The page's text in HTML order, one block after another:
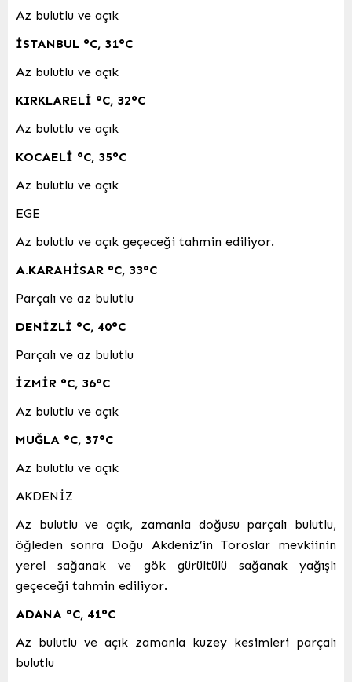
Az bulutlu ve açık
İSTANBUL °C, 31°C
Az bulutlu ve açık
KIRKLARELİ °C, 32°C
Az bulutlu ve açık
KOCAELİ °C, 35°C
Az bulutlu ve açık
EGE
Az bulutlu ve açık geçeceği tahmin ediliyor.
A.KARAHİSAR °C, 33°C
Parçalı ve az bulutlu
DENİZLİ °C, 40°C
Parçalı ve az bulutlu
İZMİR °C, 36°C
Az bulutlu ve açık
MUĞLA °C, 37°C
Az bulutlu ve açık
AKDENİZ
Az bulutlu ve açık, zamanla doğusu parçalı bulutlu,
öğleden sonra Doğu Akdeniz’in Toroslar mevkiinin
yerel sağanak ve gök gürültülü sağanak yağışlı
geçeceği tahmin ediliyor.
ADANA °C, 41°C
Az bulutlu ve açık zamanla kuzey kesimleri parçalı
bulutlu